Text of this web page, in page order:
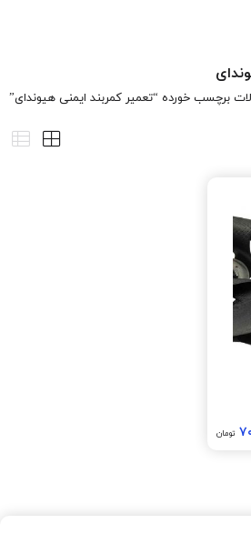
برچسب خورده “تعمیر کمربند ایمنی هیوندای”
تومان